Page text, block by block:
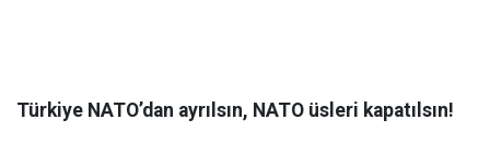
Türkiye NATO’dan ayrılsın, NATO üsleri kapatılsın!